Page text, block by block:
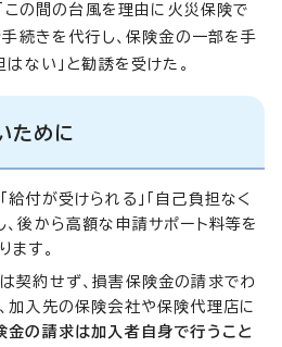
この間の台風を理由に火災保険で
続きを代行し、保険金の一部を手
ない」と勧誘を受けた。
ために
給付が受けられる」「自己負担なく
、後から高額な申請サポート料等を
ます。
契約せず、損害保険金の請求でわ
加入先の保険会社や保険代理店に
金の請求は加入者自身で行うこと